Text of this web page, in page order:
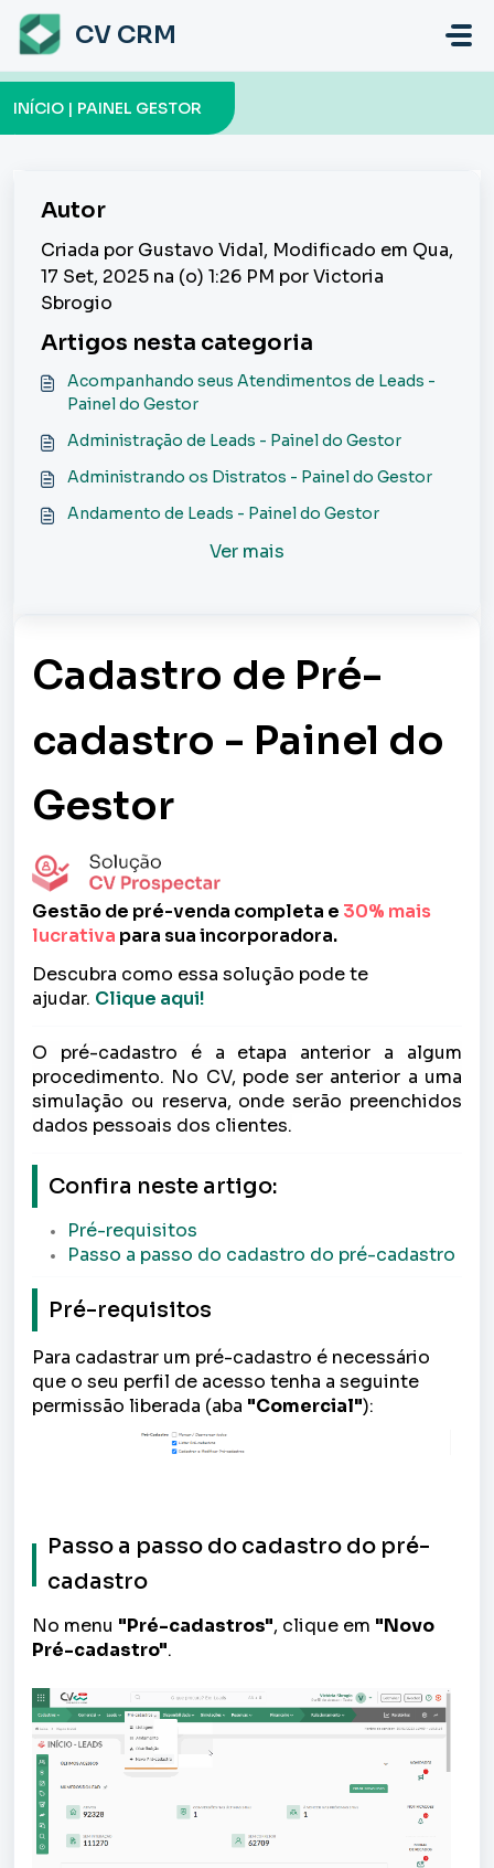
Ir para o conteúdo principal
CV CRM
INÍCIO | PAINEL GESTOR
Autor
Criada por Gustavo Vidal, Modificado em Qua,
17 Set, 2025 na (o) 1:26 PM por Victoria
Sbrogio
Artigos nesta categoria
Acompanhando seus Atendimentos de Leads -
Painel do Gestor
Administração de Leads - Painel do Gestor
Administrando os Distratos - Painel do Gestor
Andamento de Leads - Painel do Gestor
Ver mais
Cadastro de Pré-
cadastro - Painel do
Gestor
Gestão de pré-venda completa e 30% mais
lucrativa para sua incorporadora.
Descubra como essa solução pode te
ajudar. Clique aqui!
O pré-cadastro é a etapa anterior a algum
procedimento. No CV, pode ser anterior a uma
simulação ou reserva, onde serão preenchidos
dados pessoais dos clientes.
Confira neste artigo:
Pré-requisitos
Passo a passo do cadastro do pré-cadastro
Pré-requisitos
Para cadastrar um pré-cadastro é necessário
que o seu perfil de acesso tenha a seguinte
permissão liberada (aba "Comercial"):
Passo a passo do cadastro do pré-
cadastro
No menu "Pré-cadastros", clique em "Novo
Pré-cadastro".